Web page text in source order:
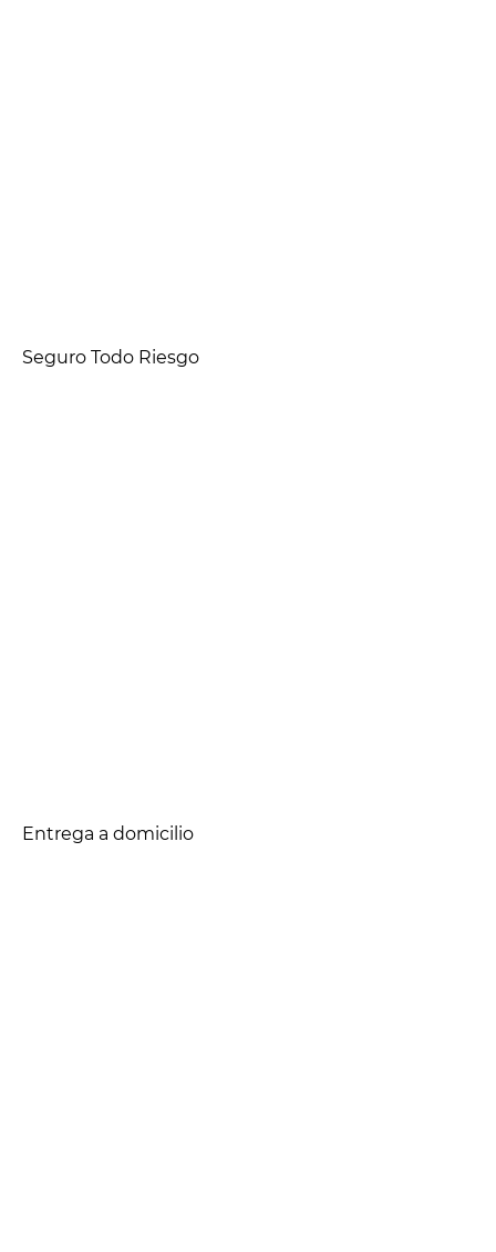
Seguro Todo Riesgo
Entrega a domicilio